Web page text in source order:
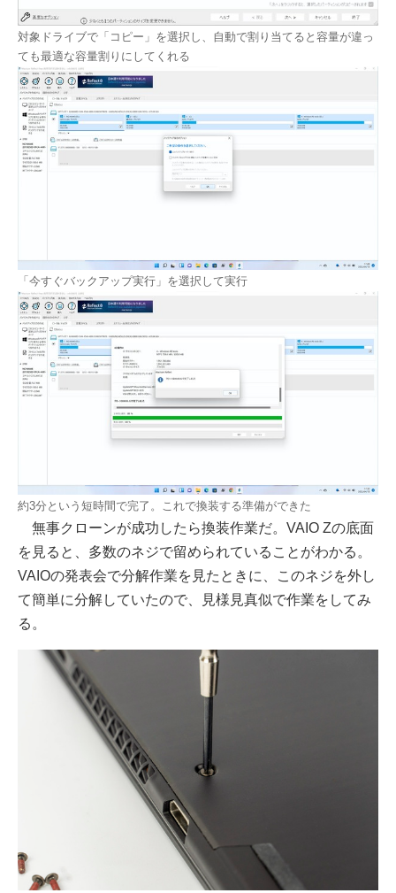
対象ドライブで「コピー」を選択し、自動で割り当てると容量が違っ
ても最適な容量割りにしてくれる
「今すぐバックアップ実行」を選択して実行
約3分という短時間で完了。これで換装する準備ができた
無事クローンが成功したら換装作業だ。VAIO Zの底面
を見ると、多数のネジで留められていることがわかる。
VAIOの発表会で分解作業を見たときに、このネジを外し
て簡単に分解していたので、見様見真似で作業をしてみ
る。